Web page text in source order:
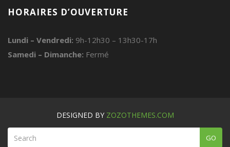
HORAIRES D’OUVERTURE
Lundi – Vendredi: 9h-12h30 – 13h30-17h
Samedi – Dimanche: Fermé
DESIGNED BY ZOZOTHEMES.COM
GO